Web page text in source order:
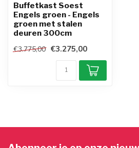
Buffetkast Soest
Engels groen - Engels
groen met stalen
deuren 300cm
€3.775,00 €3.275,00